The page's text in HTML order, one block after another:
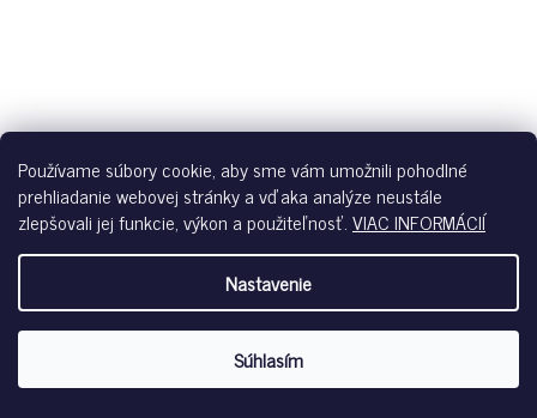
Používame súbory cookie, aby sme vám umožnili pohodlné
prehliadanie webovej stránky a vďaka analýze neustále
zlepšovali jej funkcie, výkon a použiteľnosť.VIAC INFORMÁCIÍ
Nastavenie
Súhlasím